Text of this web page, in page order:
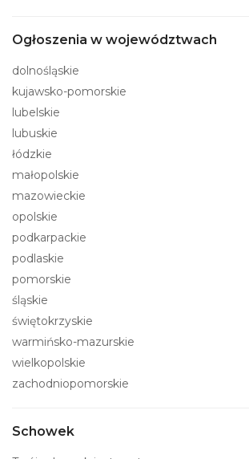
Ogłoszenia w województwach
dolnośląskie
kujawsko-pomorskie
lubelskie
lubuskie
łódzkie
małopolskie
mazowieckie
opolskie
podkarpackie
podlaskie
pomorskie
śląskie
świętokrzyskie
warmińsko-mazurskie
wielkopolskie
zachodniopomorskie
Schowek